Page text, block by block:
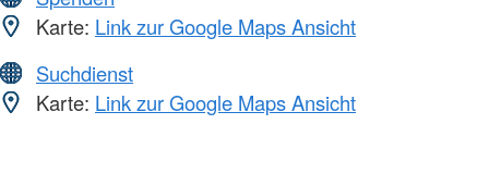
Karte: Link zur Google Maps Ansicht
Suchdienst
Karte: Link zur Google Maps Ansicht